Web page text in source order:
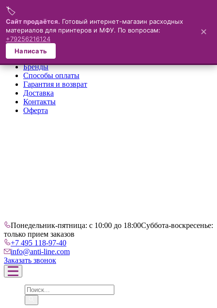
Меню
×
О компании
Каталог
Бренды
Способы оплаты
Гарантия и возврат
Доставка
Контакты
Оферта
Понедельник-пятница: с 10:00 до 18:00Суббота-воскресенье:
только прием заказов
+7 495 118-97-40
info@anti-line.com
Заказать звонок
🏷️
Сайт продаётся. Готовый интернет-магазин расходных
материалов для принтеров и МФУ. По вопросам:
+79256216124
Написать
✕